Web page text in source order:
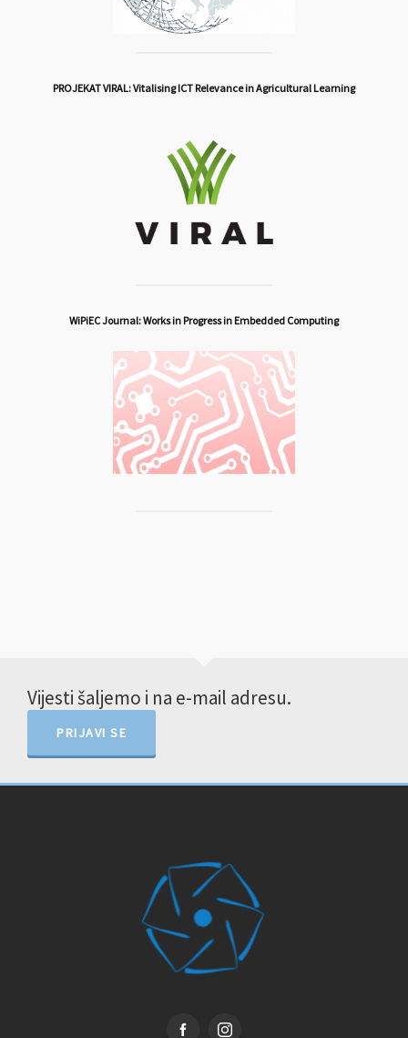
PROJEKAT VIRAL: Vitalising ICT Relevance in Agricultural Learning
WiPiEC Journal: Works in Progress in Embedded Computing
Vijesti šaljemo i na e-mail adresu.
PRIJAVI SE